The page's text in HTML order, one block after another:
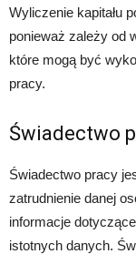
Wyliczenie kapitału
ponieważ zależy od
które mogą być
pracy.
Świadectwo
Świadectwo pracy
zatrudnienie danej
informacje
istotnych danych.